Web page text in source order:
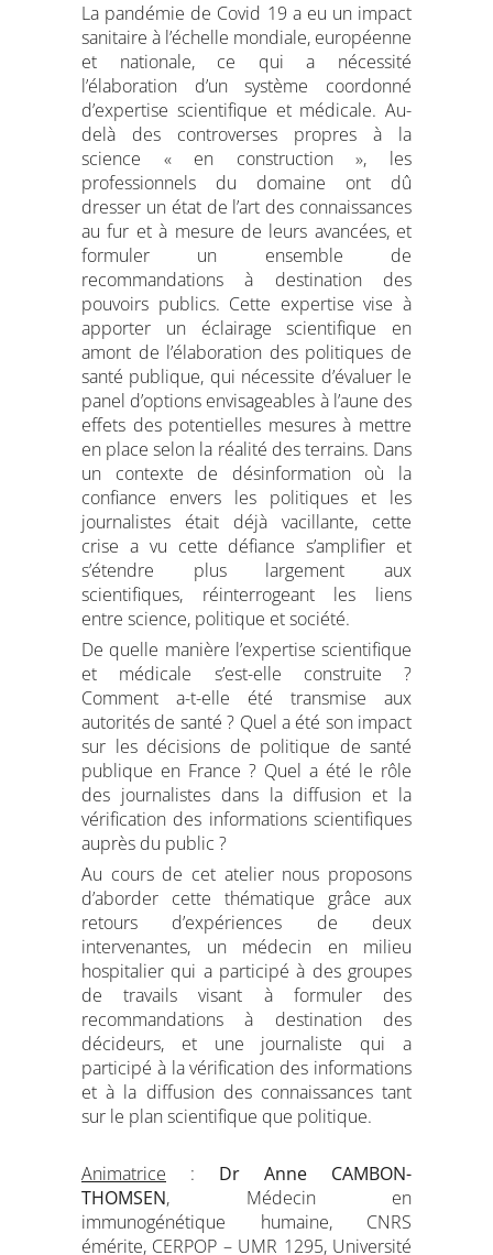
La pandémie de Covid 19 a eu un impact
sanitaire à l’échelle mondiale, européenne
et nationale, ce qui a nécessité
l’élaboration d’un système coordonné
d’expertise scientifique et médicale. Au-
delà des controverses propres à la
science « en construction », les
professionnels du domaine ont dû
dresser un état de l’art des connaissances
au fur et à mesure de leurs avancées, et
formuler un ensemble de
recommandations à destination des
pouvoirs publics. Cette expertise vise à
apporter un éclairage scientifique en
amont de l’élaboration des politiques de
santé publique, qui nécessite d’évaluer le
panel d’options envisageables à l’aune des
effets des potentielles mesures à mettre
en place selon la réalité des terrains. Dans
un contexte de désinformation où la
confiance envers les politiques et les
journalistes était déjà vacillante, cette
crise a vu cette défiance s’amplifier et
s’étendre plus largement aux
scientifiques, réinterrogeant les liens
entre science, politique et société.
De quelle manière l’expertise scientifique
et médicale s’est-elle construite ?
Comment a-t-elle été transmise aux
autorités de santé ? Quel a été son impact
sur les décisions de politique de santé
publique en France ? Quel a été le rôle
des journalistes dans la diffusion et la
vérification des informations scientifiques
auprès du public ?
Au cours de cet atelier nous proposons
d’aborder cette thématique grâce aux
retours d’expériences de deux
intervenantes, un médecin en milieu
hospitalier qui a participé à des groupes
de travails visant à formuler des
recommandations à destination des
décideurs, et une journaliste qui a
participé à la vérification des informations
et à la diffusion des connaissances tant
sur le plan scientifique que politique.
Animatrice : Dr Anne CAMBON-
THOMSEN, Médecin en
immunogénétique humaine, CNRS
émérite, CERPOP – UMR 1295, Université